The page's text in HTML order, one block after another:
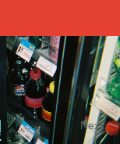
Next